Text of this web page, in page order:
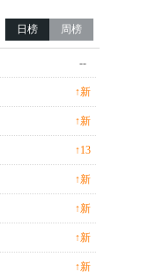
日榜 周榜
--
↑新
↑新
↑13
↑新
↑新
↑新
↑新